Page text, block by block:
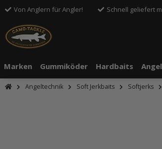
Von Anglern für Angler! Schnell geliefert
Marken Gummiköder Hardbaits
Angeltechnik Soft Jerkbaits Softjerks